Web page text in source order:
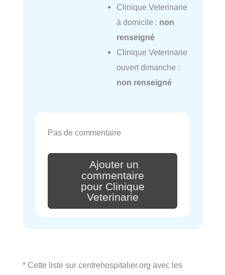
Clinique Veterinarie
à domicile : non
renseigné
Clinique Veterinarie
ouvert dimanche :
non renseigné
Pas de commentaire
Ajouter un
commentaire
pour Clinique
Veterinarie
* Cette liste sur centrehospitalier.org avec les